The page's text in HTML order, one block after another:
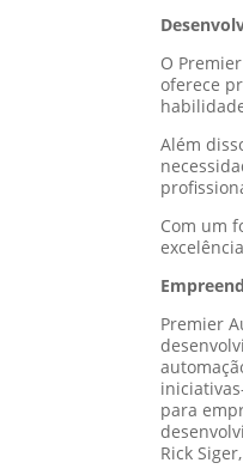
O
oferece
Além
Com um
Premier
para
Rick